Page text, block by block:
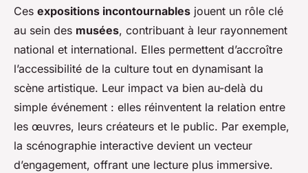
Ces expositions incontournables jouent un rôle clé
au sein des musées, contribuant à leur rayonnement
national et international. Elles permettent d’accroître
l’accessibilité de la culture tout en dynamisant la
scène artistique. Leur impact va bien au-delà du
simple événement : elles réinventent la relation entre
les œuvres, leurs créateurs et le public. Par exemple,
la scénographie interactive devient un vecteur
d’engagement, offrant une lecture plus immersive.